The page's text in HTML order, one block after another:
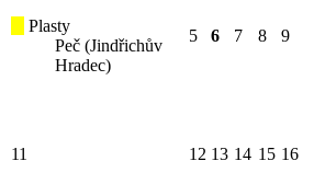
Plasty
Peč (Jindřichův
Hradec)
5 6 7 8 9
11 12 13 14 15 16